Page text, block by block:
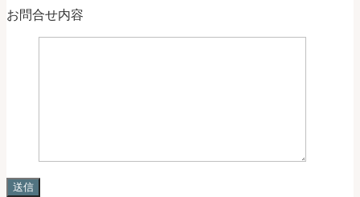
お問合せ内容